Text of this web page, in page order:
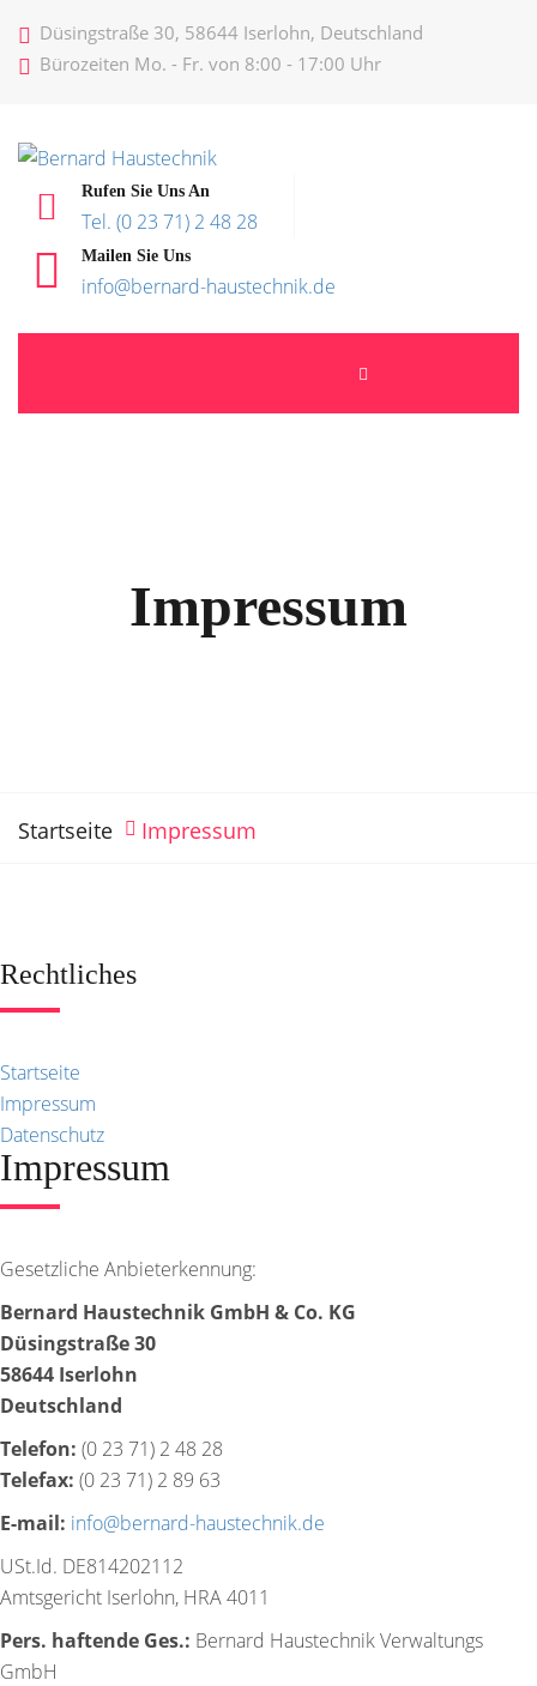
Düsingstraße 30, 58644 Iserlohn, Deutschland
Bürozeiten Mo. - Fr. von 8:00 - 17:00 Uhr
Rufen Sie Uns An
Tel. (0 23 71) 2 48 28
Mailen Sie Uns
info@bernard-haustechnik.de
Impressum
Startseite Impressum
Rechtliches
Startseite
Impressum
Datenschutz
Impressum
Gesetzliche Anbieterkennung:
Bernard Haustechnik GmbH & Co. KG
Düsingstraße 30
58644 Iserlohn
Deutschland
Telefon: (0 23 71) 2 48 28
Telefax: (0 23 71) 2 89 63
E-mail: info@bernard-haustechnik.de
USt.Id. DE814202112
Amtsgericht Iserlohn, HRA 4011
Pers. haftende Ges.: Bernard Haustechnik Verwaltungs
GmbH